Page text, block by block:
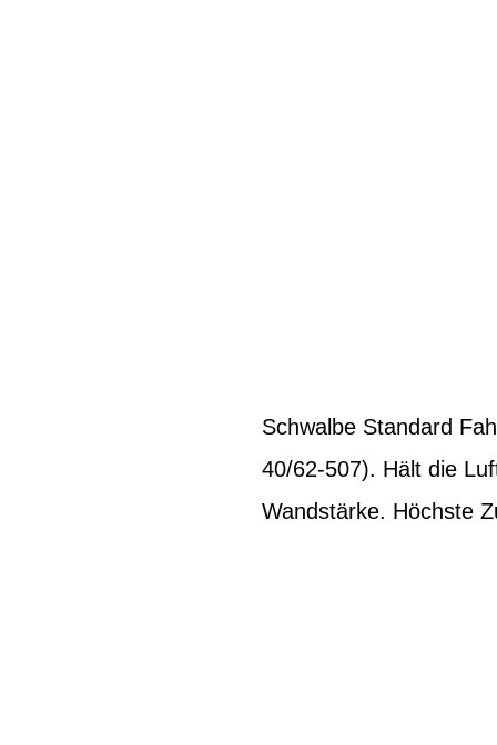
Schwalbe Standard
40/62-507). Hält die
Wandstärke. Höchste